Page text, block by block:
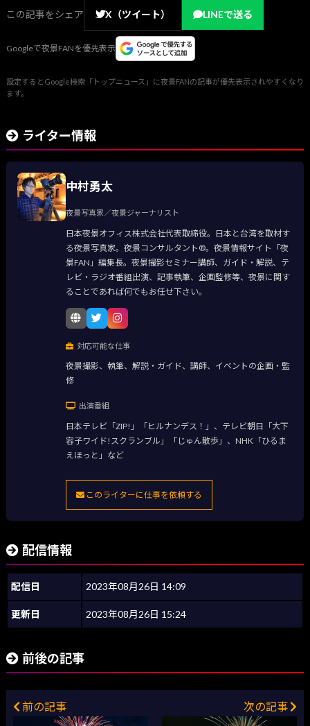
この記事をシェア X（ツイート） LINEで送る
Googleで夜景FANを優先表示
設定するとGoogle検索「トップニュース」に夜景FANの記事が優先表示されやすくなり
ます。
ライター情報
中村勇太
夜景写真家／夜景ジャーナリスト
日本夜景オフィス株式会社代表取締役。日本と台湾を取材す
る夜景写真家。夜景コンサルタント®。夜景情報サイト「夜
景FAN」編集長。夜景撮影セミナー講師、ガイド・解説、テ
レビ・ラジオ番組出演、記事執筆、企画監修等、夜景に関す
ることであれば何でもお任せ下さい。
対応可能な仕事
夜景撮影、執筆、解説・ガイド、講師、イベントの企画・監
修
出演番組
日本テレビ「ZIP!」「ヒルナンデス！」、テレビ朝日「大下
容子ワイド!スクランブル」「じゅん散歩」、NHK「ひるま
えほっと」など
このライターに仕事を依頼する
配信情報
配信日 2023年08月26日 14:09
更新日 2023年08月26日 15:24
前後の記事
前の記事 次の記事